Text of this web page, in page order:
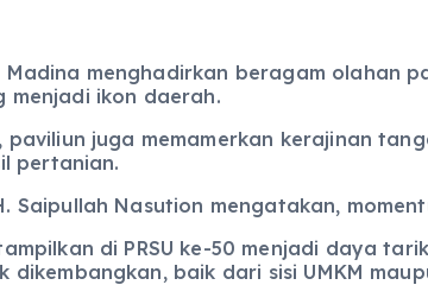
Madina menghadirkan beragam olahan
menjadi ikon daerah.
paviliun juga memamerkan kerajinan
pertanian.
Saipullah Nasution mengatakan,
di PRSU ke-50 menjadi daya
dikembangkan, baik dari sisi UMKM